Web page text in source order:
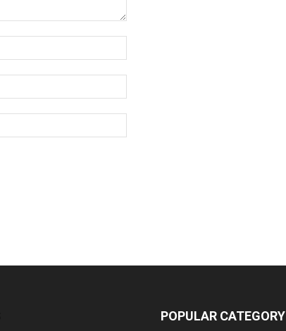
POPULAR CATEGORY